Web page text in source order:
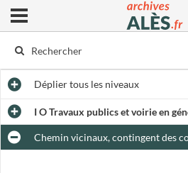
Archives municipales
Ouvrir le menu déroulant
Dépliertous les niveaux
I O Travaux publics et voirie en
Chemin vicinaux, contingent des